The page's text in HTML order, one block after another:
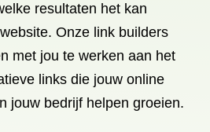
resultaten het kan
Onze link builders
met jou te werken aan het
links die jouw online
jouw bedrijf helpen groeien.